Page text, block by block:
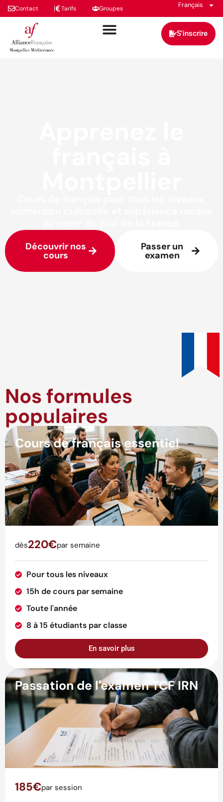
Contact Tarifs Groupes Français
S'inscrire
Découvrir nos
cours
Passer un
examen
Nos formules
populaires
Cours de français essentiel
dès220€par semaine
Pour tous les niveaux
15h de cours par semaine
Toute l'année
8 à 15 étudiants par classe
En savoir plus
Passation de l'examen TCF IRN
185€par session